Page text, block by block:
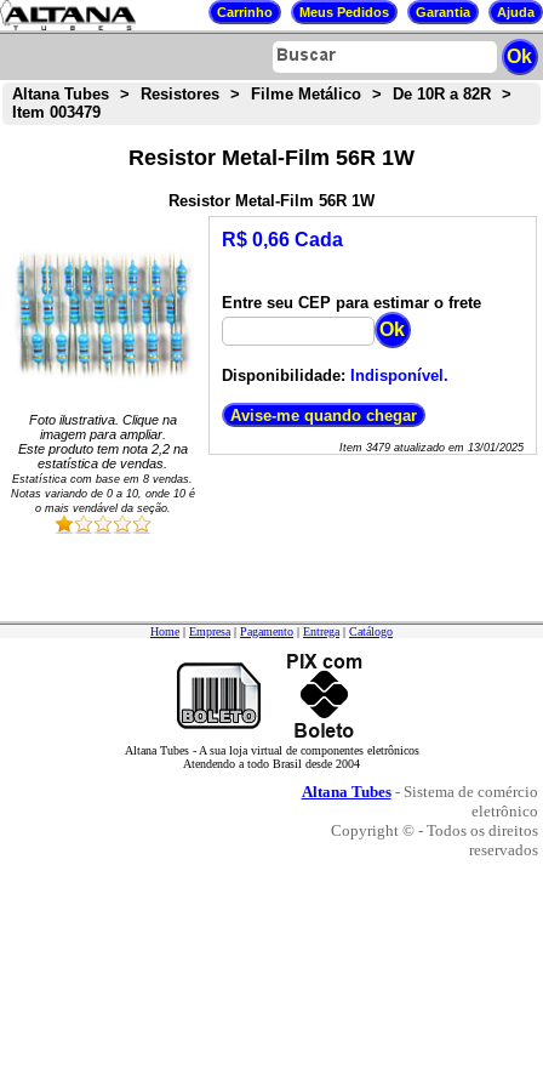
Altana Tubes > Resistores > Filme Metálico > De 10R a 82R
>
Item 003479
Resistor Metal-Film 56R 1W
Resistor Metal-Film 56R 1W
Foto ilustrativa. Clique na
imagem para ampliar.
Este produto tem nota 2,2na
estatística de vendas.
Estatística com base em 8 vendas.
Notas variando de 0a 10, onde 10 é
o mais vendável da seção.
R$ 0,66 Cada
Entre seu CEP para estimar o frete
Disponibilidade: Indisponível.
Item 3479atualizado em 13/01/2025
Home | Empresa | Pagamento | Entrega | Catálogo
Altana Tubes - A sua loja virtual de componentes eletrônicos
Atendendo a todo Brasil desde 2004
Altana Tubes- Sistema de comércio
eletrônico
Copyright © - Todos os direitos
reservados